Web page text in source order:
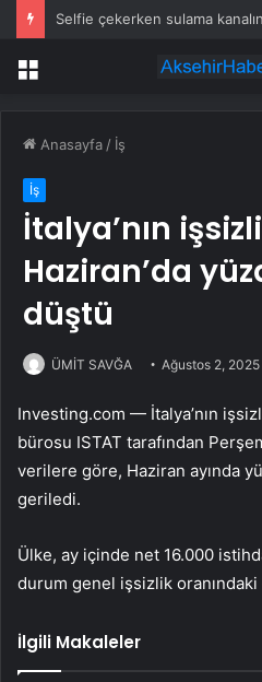
Selfie çekerken sulama
Menü
Anasayfa / İş
İş
İtalya’nın
Haziran’da
düştü
ÜMİT SAVĞA Ağustos 2, 2025
Investing.com — İtalya’nın
bürosu ISTAT tarafından
verilere göre, Haziran ayında
geriledi.
Ülke, ay içinde net 16.000
durum genel işsizlik
İlgili Makaleler